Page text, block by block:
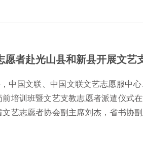
的技能和技艺，使整个培训工作扎实
愿者赴光山县和新县开展文艺
中国文联、中国文联文艺志愿服中
前培训班暨文艺支教志愿者派遣仪式
文艺志愿者协会副主席刘杰，省书协